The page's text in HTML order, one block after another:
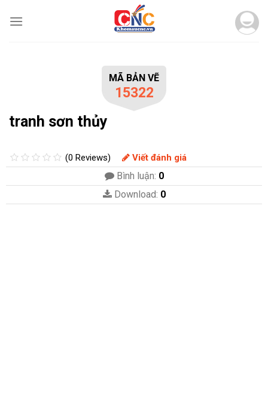
MÃ BẢN VẼ
15322
tranh sơn thủy
(0 Reviews) Viết đánh giá
Bình luận: 0
Download: 0